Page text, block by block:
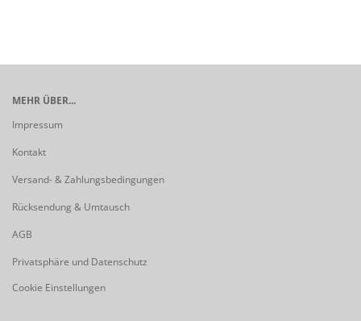
MEHR ÜBER...
Impressum
Kontakt
Versand- & Zahlungsbedingungen
Rücksendung & Umtausch
AGB
Privatsphäre und Datenschutz
Cookie Einstellungen